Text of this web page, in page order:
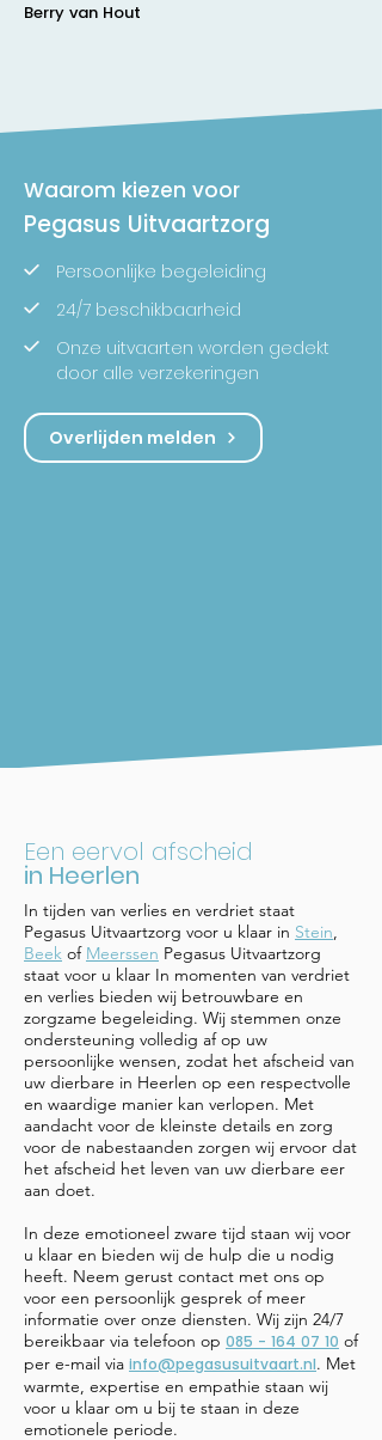
Berry van Hout
Waarom kiezen voor
Pegasus Uitvaartzorg
Persoonlijke begeleiding
24/7 beschikbaarheid
Onze uitvaarten worden gedekt
door alle verzekeringen
Overlijden melden
Een eervol afscheid
in Heerlen
In tijden van verlies en verdriet staat
Pegasus Uitvaartzorg voor u klaar in Stein,
Beek of Meerssen Pegasus Uitvaartzorg
staat voor u klaar In momenten van verdriet
en verlies bieden wij betrouwbare en
zorgzame begeleiding. Wij stemmen onze
ondersteuning volledig af op uw
persoonlijke wensen, zodat het afscheid van
uw dierbare in Heerlen op een respectvolle
en waardige manier kan verlopen. Met
aandacht voor de kleinste details en zorg
voor de nabestaanden zorgen wij ervoor dat
het afscheid het leven van uw dierbare eer
aan doet.
In deze emotioneel zware tijd staan wij voor
u klaar en bieden wij de hulp die u nodig
heeft. Neem gerust contact met ons op
voor een persoonlijk gesprek of meer
informatie over onze diensten. Wij zijn 24/7
bereikbaar via telefoon op 085 - 164 07 10 of
per e-mail via info@pegasusuitvaart.nl. Met
warmte, expertise en empathie staan wij
voor u klaar om u bij te staan in deze
emotionele periode.